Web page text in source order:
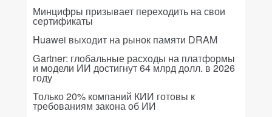
Минцифры призывает переходить на свои
сертификаты
Huawei выходит на рынок памяти DRAM
Gartner: глобальные расходы на платформы
и модели ИИ достигнут 64 млрд долл. в 2026
году
Только 20% компаний КИИ готовы к
требованиям закона об ИИ